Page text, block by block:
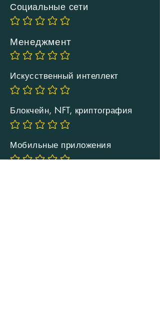
Социальные сети
Еще нет оценок
Менеджмент
Еще нет оценок
Искусственный интеллект
Еще нет оценок
Блокчейн, NFT, криптография
Еще нет оценок
Мобильные приложения